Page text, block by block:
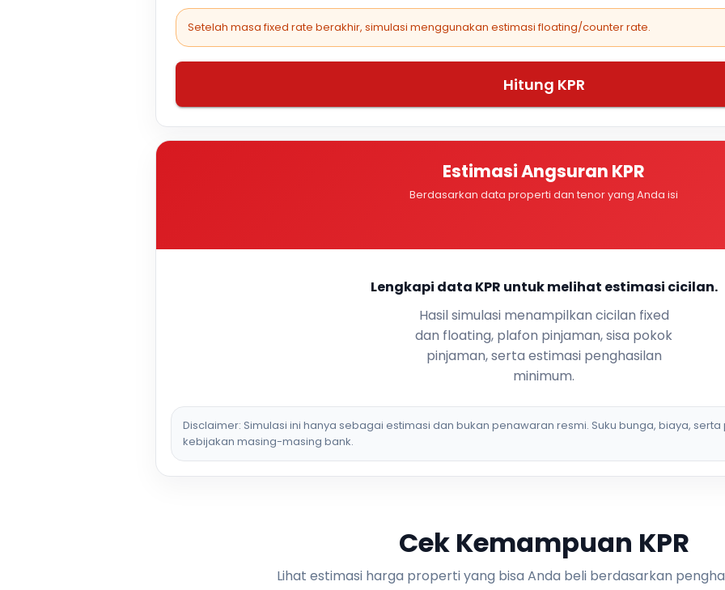
Setelah masa fixed rate berakhir, simulasi menggunakan estimasi floating/counter rate.
Hitung KPR
Estimasi Angsuran KPR
Berdasarkan data properti dan tenor yang Anda isi
Lengkapi data KPR untuk melihat estimasi cicilan.
Hasil simulasi menampilkan cicilan fixed
dan floating, plafon pinjaman, sisa pokok
pinjaman, serta estimasi penghasilan
minimum.
Disclaimer: Simulasi ini hanya sebagai estimasi dan bukan penawaran resmi. Suku bunga, biaya,
kebijakan masing-masing bank.
Cek Kemampuan KPR
Lihat estimasi harga properti yang bisa Anda beli berdasarkan